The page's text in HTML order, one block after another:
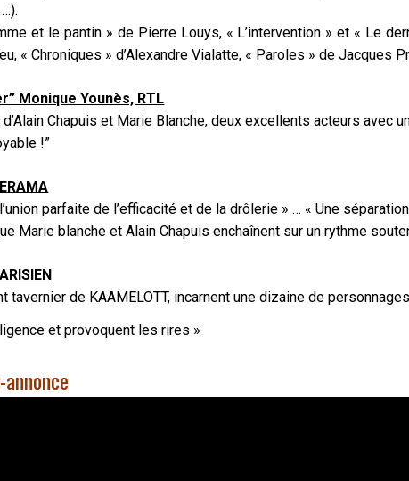
et le pantin » de Pierre Louys, « L’intervention » et « Le
« Chroniques » d’Alexandre Vialatte, « Paroles » de Jacques
Monique Younès, RTL
Chapuis et Marie Blanche, deux excellents acteurs avec
!”
parfaite de l’efficacité et de la drôlerie » … « Une
Marie blanche et Alain Chapuis enchaînent sur un rythme
tavernier de KAAMELOTT, incarnent une dizaine de
et provoquent les rires »